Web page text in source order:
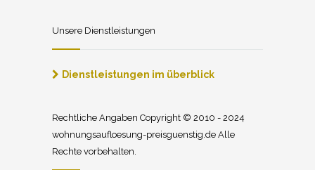
Unsere Dienstleistungen
Dienstleistungen im überblick
Rechtliche Angaben Copyright © 2010 - 2024
wohnungsaufloesung-preisguenstig.de Alle
Rechte vorbehalten.